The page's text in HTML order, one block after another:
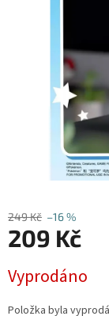
249 Kč –16 %
209 Kč
cena:
Vyprodáno
Položka byla